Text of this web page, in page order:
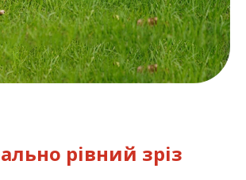
рівний зріз